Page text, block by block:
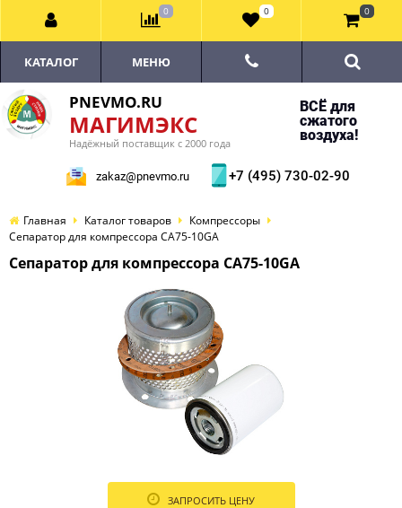
PNEVMO.RU
МАГИМЭКС
Надёжный поставщик с 2000 года
ВСЁ для
сжатого
воздуха!
zakaz@pnevmo.ru +7 (495) 730-02-90
КАТАЛОГ МЕНЮ
Главная Каталог товаров
Компрессоры
Сепаратор для компрессора CA75-10GA
Сепаратор для компрессора CA75-10GA
ЗАПРОСИТЬ ЦЕНУ
0 0 0